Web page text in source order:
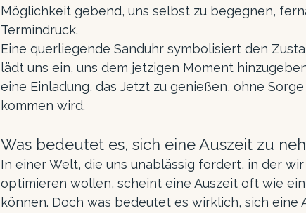
Möglichkeit gebend, uns selbst zu begegnen,
Termindruck.
Eine querliegende Sanduhr symbolisiert den
lädt uns ein, uns dem jetzigen Moment
eine Einladung, das Jetzt zu genießen, ohne
kommen wird.
Was bedeutet es, sich eine Auszeit zu
In einer Welt, die uns unablässig fordert, in der
optimieren wollen, scheint eine Auszeit oft wie
können. Doch was bedeutet es wirklich, sich eine